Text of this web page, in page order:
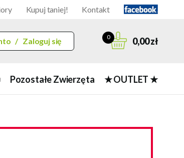
Kupuj taniej! Kontakt
/ Zaloguj się 0 0,00 zł
Pozostałe Zwierzęta ★ OUTLET ★